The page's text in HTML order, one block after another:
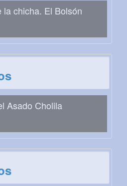
chicha. El Bolsón
Asado Cholila